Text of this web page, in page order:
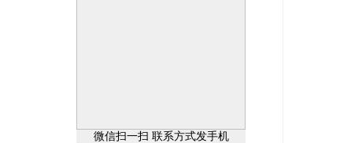
微信扫一扫 联系方式发手机